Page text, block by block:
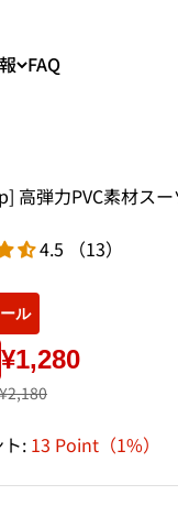
FAQ
高弾力PVC素材ス
4.5 （13）
ル
¥1,280
¥2,180
: 13 Point（1%）